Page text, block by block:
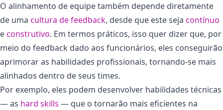
O alinhamento de equipe também depende diretamente
de uma cultura de feedback, desde que este seja contínuo
econstrutivo. Em termos práticos, isso quer dizer que, por
meio do feedback dado aos funcionários, eles conseguirão
aprimorar as habilidades profissionais, tornando-se mais
alinhados dentro de seus times.
Por exemplo, eles podem desenvolver habilidades técnicas
— as hard skills — que o tornarão mais eficientes na